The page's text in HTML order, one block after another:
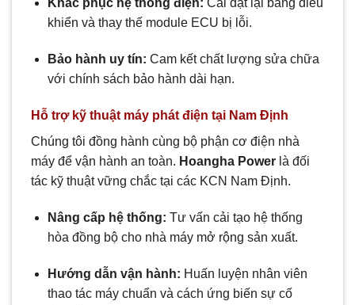
Khắc phục hệ thống điện: Cài đặt lại bảng điều
khiển và thay thế module ECU bị lỗi.
Bảo hành uy tín: Cam kết chất lượng sửa chữa
với chính sách bảo hành dài hạn.
Hỗ trợ kỹ thuật máy phát điện tại Nam Định
Chúng tôi đồng hành cùng bộ phận cơ điện nhà
máy để vận hành an toàn. Hoangha Power là đối
tác kỹ thuật vững chắc tại các KCN Nam Định.
Nâng cấp hệ thống: Tư vấn cải tạo hệ thống
hòa đồng bộ cho nhà máy mở rộng sản xuất.
Hướng dẫn vận hành: Huấn luyện nhân viên
thao tác máy chuẩn và cách ứng biến sự cố